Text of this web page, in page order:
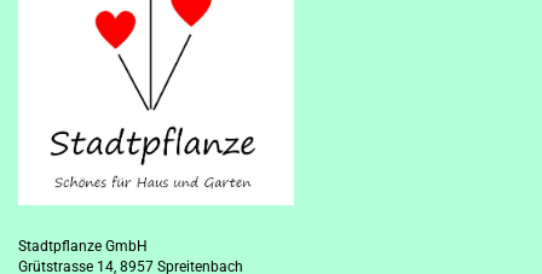
Stadtpflanze GmbH
Grütstrasse 14, 8957 Spreitenbach